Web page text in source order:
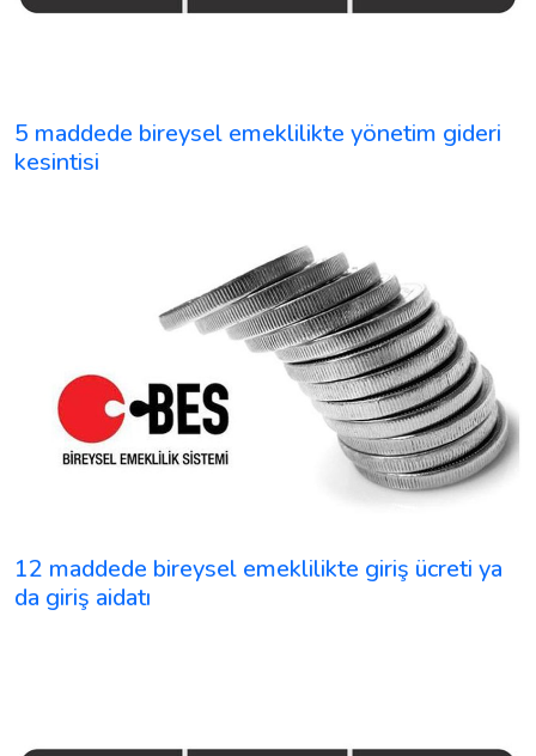
5 maddede bireysel emeklilikte yönetim gideri
kesintisi
12 maddede bireysel emeklilikte giriş ücreti ya
da giriş aidatı